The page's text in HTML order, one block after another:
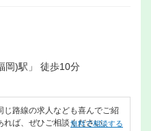
岡)駅」 徒歩10分
じ路線の求人なども喜んでご紹
れば、ぜひご相談ください。
無料で相談する